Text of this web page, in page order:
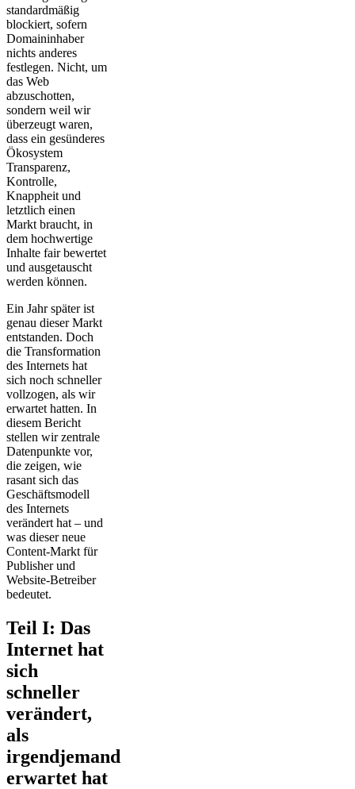
standardmäßig
blockiert, sofern
Domaininhaber
nichts anderes
festlegen. Nicht, um
das Web
abzuschotten,
sondern weil wir
überzeugt waren,
dass ein gesünderes
Ökosystem
Transparenz,
Kontrolle,
Knappheit und
letztlich einen
Markt braucht, in
dem hochwertige
Inhalte fair bewertet
und ausgetauscht
werden können.
Ein Jahr später ist
genau dieser Markt
entstanden. Doch
die Transformation
des Internets hat
sich noch schneller
vollzogen, als wir
erwartet hatten. In
diesem Bericht
stellen wir zentrale
Datenpunkte vor,
die zeigen, wie
rasant sich das
Geschäftsmodell
des Internets
verändert hat – und
was dieser neue
Content-Markt für
Publisher und
Website-Betreiber
bedeutet.
Teil I: Das
Internet hat
sich
schneller
verändert,
als
irgendjemand
erwartet hat